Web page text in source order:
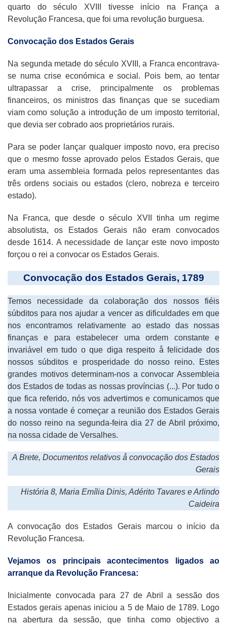
quarto do século XVIII tivesse início na França a
Revolução Francesa, que foi uma revolução burguesa.
Convocação dos Estados Gerais
Na segunda metade do século XVIII, a Franca encontrava-
se numa crise económica e social. Pois bem, ao tentar
ultrapassar a crise, principalmente os problemas
financeiros, os ministros das finanças que se sucediam
viam como solução a introdução de um imposto territorial,
que devia ser cobrado aos proprietários rurais.
Para se poder lançar qualquer imposto novo, era preciso
que o mesmo fosse aprovado pelos Estados Gerais, que
eram uma assembleia formada pelos representantes das
três ordens sociais ou estados (clero, nobreza e terceiro
estado).
Na Franca, que desde o século XVII tinha um regime
absolutista, os Estados Gerais não eram convocados
desde 1614. A necessidade de lançar este novo imposto
forçou o rei a convocar os Estados Gerais.
Convocação dos Estados Gerais, 1789
Temos necessidade da colaboração dos nossos fiéis
súbditos para nos ajudar a vencer as dificuldades em que
nos encontramos relativamente ao estado das nossas
finanças e para estabelecer uma ordem constante e
invariável em tudo o que diga respeito å felicidade dos
nossos súbditos e prosperidade do nosso reino. Estes
grandes motivos determinam-nos a convocar Assembleia
dos Estados de todas as nossas províncias (...). Por tudo o
que fica referido, nós vos advertimos e comunicamos que
a nossa vontade é começar a reunião dos Estados Gerais
do nosso reino na segunda-feira dia 27 de Abril próximo,
na nossa cidade de Versalhes.
A Brete, Documentos relativos å convocação dos Estados
Gerais
História 8, Maria Emília Dinis, Adérito Tavares e Arlindo
Caideira
A convocação dos Estados Gerais marcou o início da
Revolução Francesa.
Vejamos os principais acontecimentos ligados ao
arranque da Revolução Francesa:
Inicialmente convocada para 27 de Abril a sessão dos
Estados gerais apenas iniciou a 5 de Maio de 1789. Logo
na abertura da sessão, que tinha como objectivo a